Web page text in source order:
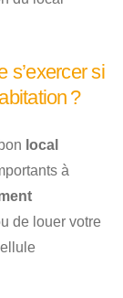
s’exercer si
?
local
à
de louer votre